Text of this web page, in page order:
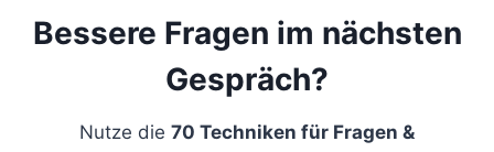
Bessere Fragen im nächsten
Gespräch?
Nutze die 70 Techniken für Fragen &